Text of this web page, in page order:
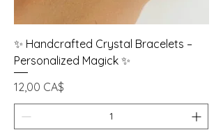
✨ Handcrafted Crystal Bracelets –
Personalized Magick ✨
Prezzo
12,00 CA$